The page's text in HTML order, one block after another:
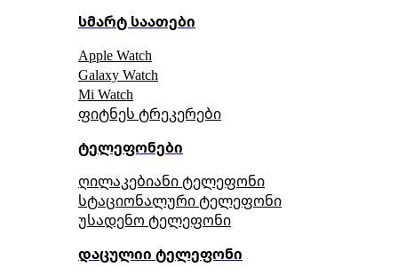
სმარტ საათები
Apple Watch
Galaxy Watch
Mi Watch
ფიტნეს ტრეკერები
ტელეფონები
ღილაკებიანი ტელეფონი
სტაციონალური ტელეფონი
უსადენო ტელეფონი
დაცულიი ტელეფონი